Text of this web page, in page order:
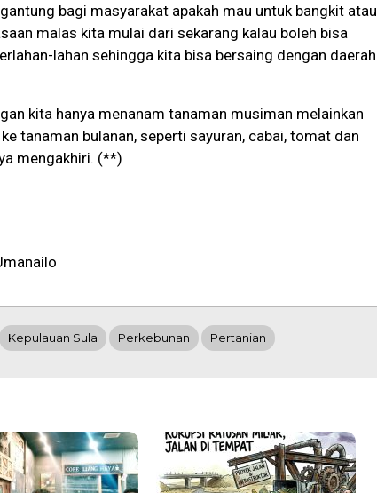
bagi masyarakat apakah mau untuk bangkit atau
malas kita mulai dari sekarang kalau boleh bisa
lahan sehingga kita bisa bersaing dengan daerah
kita hanya menanam tanaman musiman melainkan
tanaman bulanan, seperti sayuran, cabai, tomat dan
mengakhiri. (**)
Kepulauan Sula Perkebunan Pertanian